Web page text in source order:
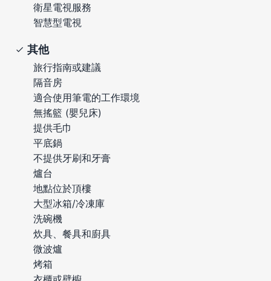
衛星電視服務
智慧型電視
其他
旅行指南或建議
隔音房
適合使用筆電的工作環境
無搖籃 (嬰兒床)
提供毛巾
平底鍋
不提供牙刷和牙膏
爐台
地點位於頂樓
大型冰箱/冷凍庫
洗碗機
炊具、餐具和廚具
微波爐
烤箱